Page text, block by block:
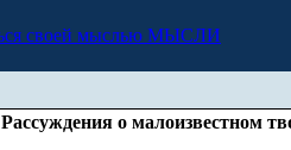
МЫСЛИ
Рассуждения о малоизвестном